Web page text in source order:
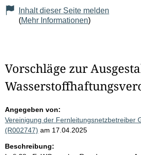
Inhalt dieser Seite melden
(Mehr Informationen)
Vorschläge zur
Angegeben von:
Vereinigung der Fernleitungsnetzbetreiber
(R002747) am 17.04.2025
Beschreibung: